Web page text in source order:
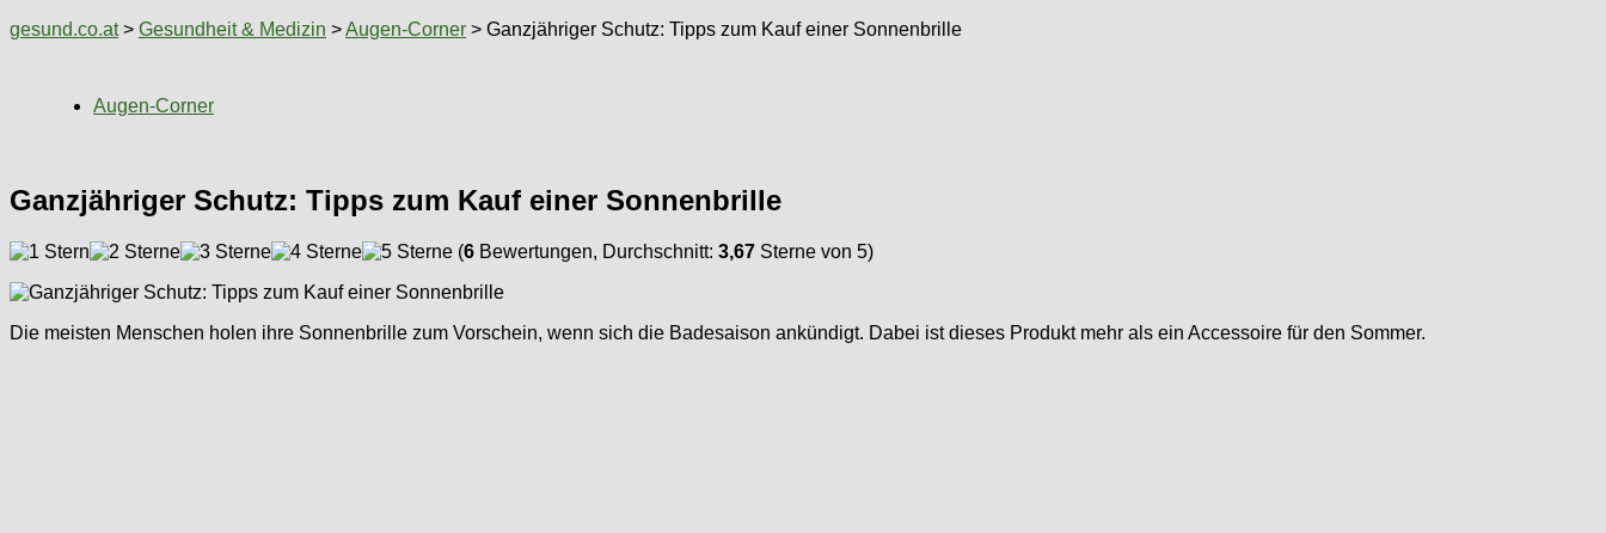
gesund.co.at> Gesundheit & Medizin >Augen-Corner > Ganzjähriger Schutz: Tipps zum Kauf einer Sonnenbrille
Augen-Corner
Ganzjähriger Schutz: Tipps zum Kauf einer Sonnenbrille
(6 Bewertungen, Durchschnitt: 3,67 Sterne von 5)
Die meisten Menschen holen ihre Sonnenbrille zum Vorschein, wenn sich die Badesaison ankündigt. Dabei ist dieses Produkt mehr als ein Accessoire für den Sommer.